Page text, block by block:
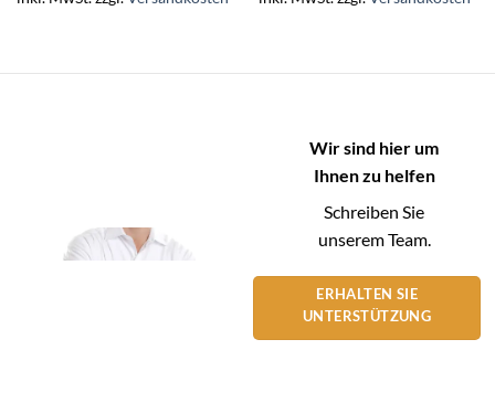
Wir sind hier um
Ihnen zu helfen
Schreiben Sie
unserem Team.
ERHALTEN SIE
UNTERSTÜTZUNG